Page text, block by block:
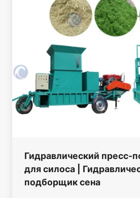
Гидравлический пресс-
для силоса |
подборщик сена